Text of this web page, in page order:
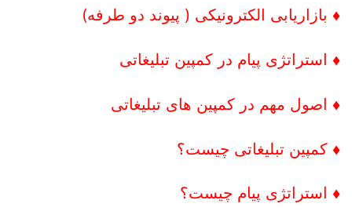
♦ بازاریابی الکترونیکی ( پیوند دو طرفه)
♦ استراتژی پیام در کمپین تبلیغاتی
♦ اصول مهم در کمپین های تبلیغاتی
♦ کمپین تبلیغاتی چیست؟
♦ استراتژی پیام چیست؟